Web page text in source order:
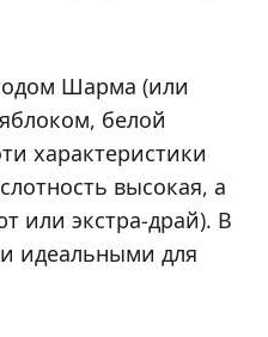
Шарма (или
белой
характеристики
высокая, а
или экстра-драй). В
идеальными для